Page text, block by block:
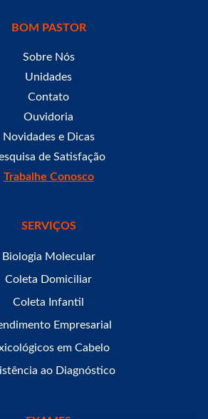
BOM PASTOR
Sobre Nós
Unidades
Contato
Ouvidoria
Novidades e Dicas
de Satisfação
Trabalhe Conosco
SERVIÇOS
Biologia Molecular
Coleta Domiciliar
Coleta Infantil
Empresarial
em Cabelo
ao Diagnóstico